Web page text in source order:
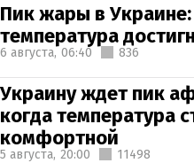
Пик жары в Украине:
температура
6 августа, 06:40 836
Украину ждет пик
когда температура
комфортной
5 августа, 20:00 11498